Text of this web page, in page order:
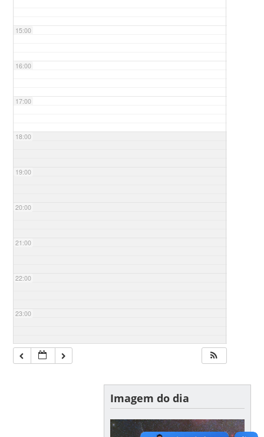
15:00
16:00
17:00
18:00
19:00
20:00
21:00
22:00
23:00
Imagem do dia